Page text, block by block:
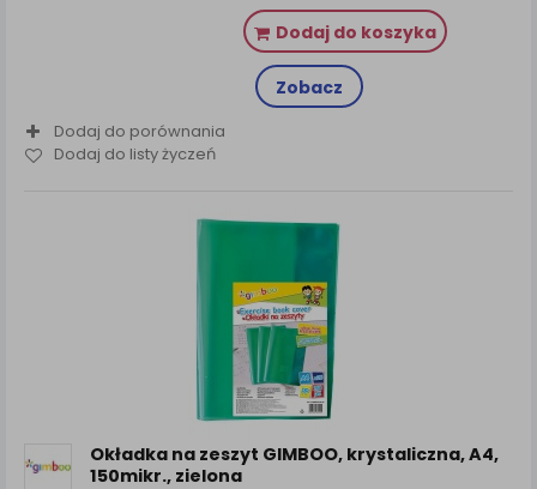
Dodaj do koszyka
Zobacz
Dodaj do porównania
Dodaj do listy życzeń
Okładka na zeszyt GIMBOO, krystaliczna, A4,
150mikr., zielona